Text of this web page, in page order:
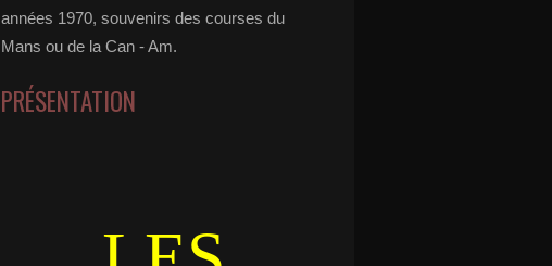
années 1970, souvenirs des courses du
Mans ou de la Can - Am.
PRÉSENTATION